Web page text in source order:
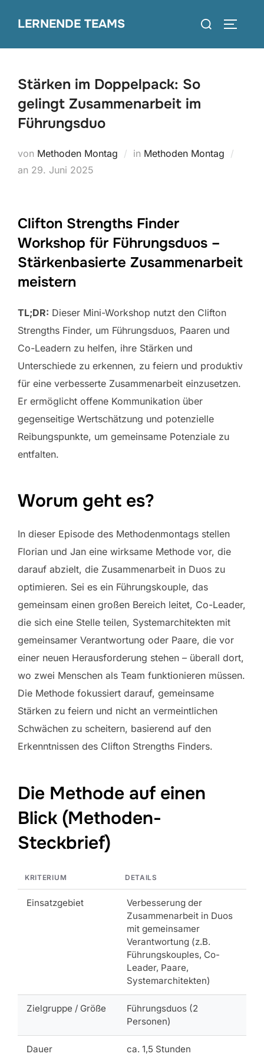
InhaltLERNENDE TEAMS
Suchen
Stärken im Doppelpack: So
gelingt Zusammenarbeit im
Führungsduo
von Methoden Montag in Methoden Montag
an Veröffentlicht
29. Juni 2025
Clifton Strengths Finder
Workshop für Führungsduos –
Stärkenbasierte Zusammenarbeit
meistern
TL;DR: Dieser Mini-Workshop nutzt den Clifton
Strengths Finder, um Führungsduos, Paaren und
Co-Leadern zu helfen, ihre Stärken und
Unterschiede zu erkennen, zu feiern und produktiv
für eine verbesserte Zusammenarbeit einzusetzen.
Er ermöglicht offene Kommunikation über
gegenseitige Wertschätzung und potenzielle
Reibungspunkte, um gemeinsame Potenziale zu
entfalten.
Worum geht es?
In dieser Episode des Methodenmontags stellen
Florian und Jan eine wirksame Methode vor, die
darauf abzielt, die Zusammenarbeit in Duos zu
optimieren. Sei es ein Führungskouple, das
gemeinsam einen großen Bereich leitet, Co-Leader,
die sich eine Stelle teilen, Systemarchitekten mit
gemeinsamer Verantwortung oder Paare, die vor
einer neuen Herausforderung stehen – überall dort,
wo zwei Menschen als Team funktionieren müssen.
Die Methode fokussiert darauf, gemeinsame
Stärken zu feiern und nicht an vermeintlichen
Schwächen zu scheitern, basierend auf den
Erkenntnissen des Clifton Strengths Finders.
Die Methode auf einen
Blick (Methoden-
Steckbrief)
KRITERIUM DETAILS
Einsatzgebiet
Verbesserung der
Zusammenarbeit in Duos
mit gemeinsamer
Verantwortung (z.B.
Führungskouples, Co-
Leader, Paare,
Systemarchitekten)
Zielgruppe / Größe
Führungsduos (2
Personen)
Dauer ca. 1,5 Stunden